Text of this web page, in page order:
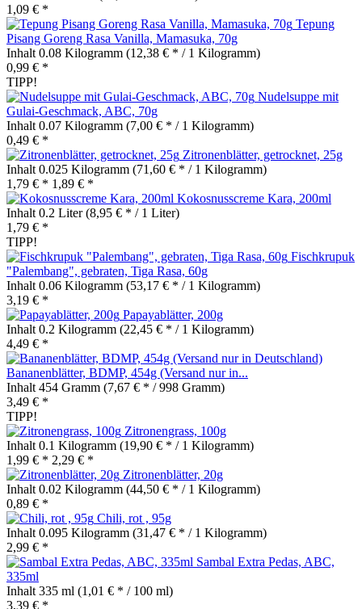
1,09 € *
Tepung
Pisang Goreng Rasa Vanilla, Mamasuka, 70g
Inhalt 0.08 Kilogramm (12,38 € * / 1 Kilogramm)
0,99 € *
TIPP!
Nudelsuppe mit
Gulai-Geschmack, ABC, 70g
Inhalt 0.07 Kilogramm (7,00 € * / 1 Kilogramm)
0,49 € *
Zitronenblätter, getrocknet, 25g
Inhalt 0.025 Kilogramm (71,60 € * / 1 Kilogramm)
1,79 € * 1,89 € *
Kokosnusscreme Kara, 200ml
Inhalt 0.2 Liter(8,95 € * / 1 Liter)
1,79 € *
TIPP!
Fischkrupuk
"Palembang", gebraten, Tiga Rasa, 60g
Inhalt 0.06 Kilogramm (53,17 € * / 1 Kilogramm)
3,19 € *
Papayablätter, 200g
Inhalt 0.2 Kilogramm (22,45 € * / 1 Kilogramm)
4,49 € *
Bananenblätter, BDMP, 454g (Versand nur in...
Inhalt 454 Gramm (7,67 € * / 998 Gramm)
3,49 € *
TIPP!
Zitronengrass, 100g
Inhalt 0.1 Kilogramm (19,90 € * / 1 Kilogramm)
1,99 € * 2,29 € *
Zitronenblätter, 20g
Inhalt 0.02 Kilogramm (44,50 € * / 1 Kilogramm)
0,89 € *
Chili, rot , 95g
Inhalt 0.095 Kilogramm (31,47 € * / 1 Kilogramm)
2,99 € *
Sambal Extra Pedas, ABC,
335ml
Inhalt 335 ml (1,01 € * / 100 ml)
3,39 € *